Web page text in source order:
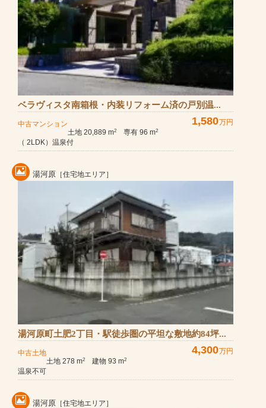
ベラヴィスタ南箱根・内装リフォーム済の戸別温...
中古マンション 1,580万円
土地 20,889 m2 専有 96 m2
（ 2LDK）温泉付
湯河原 ［住宅地エリア］
湯河原町土肥2丁目・駅徒歩圏の平坦な敷地約84坪...
中古土地 4,300万円
土地 278 m2 建物 93 m2
温泉不可
湯河原 ［住宅地エリア］